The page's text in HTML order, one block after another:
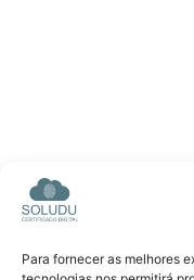
Para fornecer as melhores